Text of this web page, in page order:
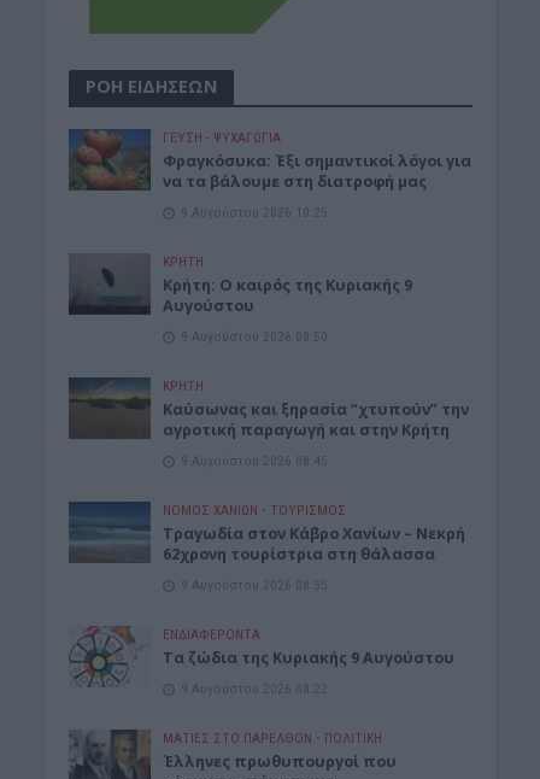
ΡΟΗ ΕΙΔΗΣΕΩΝ
ΓΕΎΣΗ - ΨΥΧΑΓΩΓΊΑ
Φραγκόσυκα: Έξι σημαντικοί λόγοι για
να τα βάλουμε στη διατροφή μας
9 Αυγούστου 2026 10:25
ΚΡΗΤΗ
Κρήτη: Ο καιρός της Κυριακής 9
Αυγούστου
9 Αυγούστου 2026 08:50
ΚΡΗΤΗ
Καύσωνας και ξηρασία “χτυπούν” την
αγροτική παραγωγή και στην Κρήτη
9 Αυγούστου 2026 08:45
ΝΟΜΌΣ ΧΑΝΊΩΝ • ΤΟΥΡΙΣΜΟΣ
Τραγωδία στον Κάβρο Χανίων – Νεκρή
62χρονη τουρίστρια στη θάλασσα
9 Αυγούστου 2026 08:35
ΕΝΔΙΑΦΕΡΟΝΤΑ
Τα ζώδια της Κυριακής 9 Αυγούστου
9 Αυγούστου 2026 08:22
ΜΑΤΙΕΣ ΣΤΟ ΠΑΡΕΛΘΟΝ • ΠΟΛΙΤΙΚΗ
Έλληνες πρωθυπουργοί που